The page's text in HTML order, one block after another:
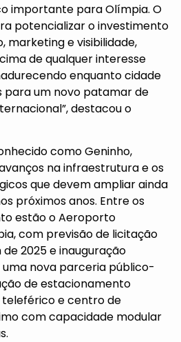
importante para Olímpia. O
potencializar o investimento
marketing e visibilidade,
de qualquer interesse
enquanto cidade
um novo patamar de
destacou o
como Geninho,
na infraestrutura e os
que devem ampliar ainda
próximos anos. Entre os
estão o Aeroporto
com previsão de licitação
2025 e inauguração
nova parceria público-
de estacionamento
e centro de
com capacidade modular